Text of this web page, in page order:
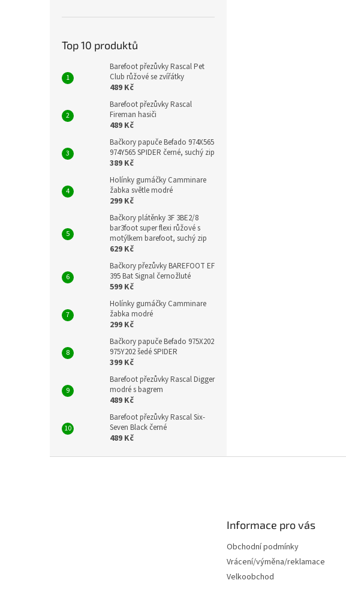
Top 10 produktů
Barefoot přezůvky Rascal Pet
Club růžové se zvířátky
489 Kč
Barefoot přezůvky Rascal
Fireman hasiči
489 Kč
Bačkory papuče Befado 974X565
974Y565 SPIDER černé, suchý zip
389 Kč
Holínky gumáčky Camminare
žabka světle modré
299 Kč
Bačkory plátěnky 3F 3BE2/8
bar3foot super flexi růžové s
motýlkem barefoot, suchý zip
629 Kč
Bačkory přezůvky BAREFOOT EF
395 Bat Signal černožluté
599 Kč
Holínky gumáčky Camminare
žabka modré
299 Kč
Bačkory papuče Befado 975X202
975Y202 šedé SPIDER
399 Kč
Barefoot přezůvky Rascal Digger
modré s bagrem
489 Kč
Barefoot přezůvky Rascal Six-
Seven Black černé
489 Kč
Informace pro vás
Obchodní podmínky
Vrácení/výměna/reklamace
Velkoobchod